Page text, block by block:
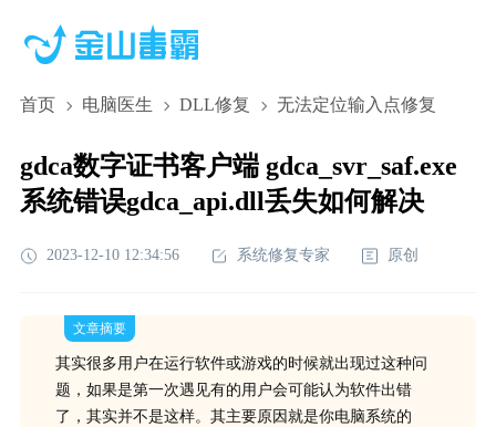
首页 电脑医生 DLL修复 无法定位输入点修复
gdca数字证书客户端 gdca_svr_saf.exe
系统错误gdca_api.dll丢失如何解决
2023-12-10 12:34:56 系统修复专家 原创
文章摘要
其实很多用户在运行软件或游戏的时候就出现过这种问
题，如果是第一次遇见有的用户会可能认为软件出错
了，其实并不是这样。其主要原因就是你电脑系统的